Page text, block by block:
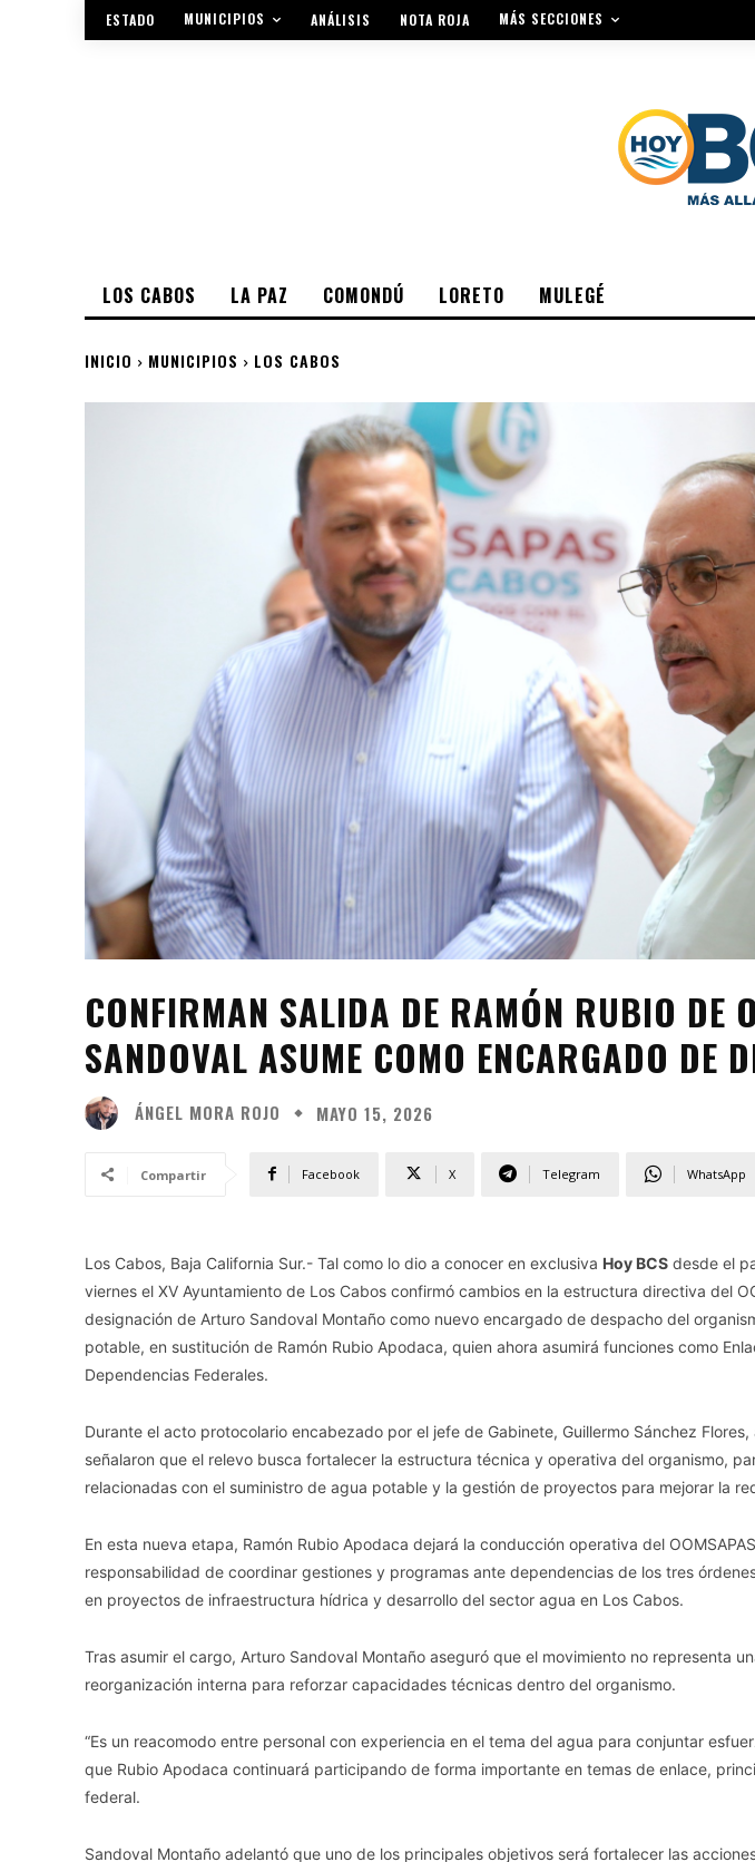
ESTADO MUNICIPIOS ANÁLISIS NOTA ROJA MÁS SECCIONES
LOS CABOS LA PAZ COMONDÚ LORETO MULEGÉ
INICIO MUNICIPIOS LOS CABOS
CONFIRMAN SALIDA DE RAMÓN RUBIO DE
SANDOVAL ASUME COMO ENCARGADO DE
ÁNGEL MORA ROJO MAYO 15, 2026
Compartir Facebook X Telegram WhatsApp
Los Cabos, Baja California Sur.- Tal como lo dio a conocer en exclusiva Hoy BCS desde el
viernes el XV Ayuntamiento de Los Cabos confirmó cambios en la estructura directiva del
designación de Arturo Sandoval Montaño como nuevo encargado de despacho del
potable, en sustitución de Ramón Rubio Apodaca, quien ahora asumirá funciones como
Dependencias Federales.
Durante el acto protocolario encabezado por el jefe de Gabinete, Guillermo Sánchez
señalaron que el relevo busca fortalecer la estructura técnica y operativa del organismo,
relacionadas con el suministro de agua potable y la gestión de proyectos para mejorar la
En esta nueva etapa, Ramón Rubio Apodaca dejará la conducción operativa del
responsabilidad de coordinar gestiones y programas ante dependencias de los tres
en proyectos de infraestructura hídrica y desarrollo del sector agua en Los Cabos.
Tras asumir el cargo, Arturo Sandoval Montaño aseguró que el movimiento no representa
reorganización interna para reforzar capacidades técnicas dentro del organismo.
“Es un reacomodo entre personal con experiencia en el tema del agua para conjuntar
que Rubio Apodaca continuará participando de forma importante en temas de enlace,
federal.
Sandoval Montaño adelantó que uno de los principales objetivos será fortalecer las